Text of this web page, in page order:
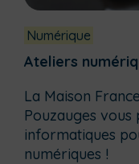
Numérique
Ateliers
La Maison
Pouzauges
informatiques
numériques !